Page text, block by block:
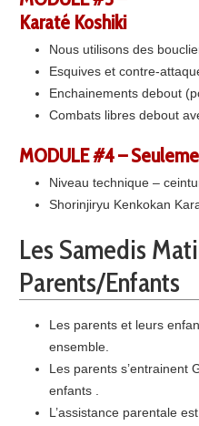
Karaté Koshiki
Nous utilisons des
Esquives et contre-
Enchainements debout
Combats libres debout
MODULE#4 –
Niveau technique –
Shorinjiryu Kenkokan
Les Samedis
Parents/Enfants
Les parents et leurs
ensemble.
Les parents s’entrainent
enfants .
L’assistance parentale